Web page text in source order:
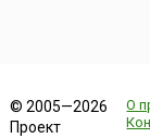
© 2005—2026
Проект
О